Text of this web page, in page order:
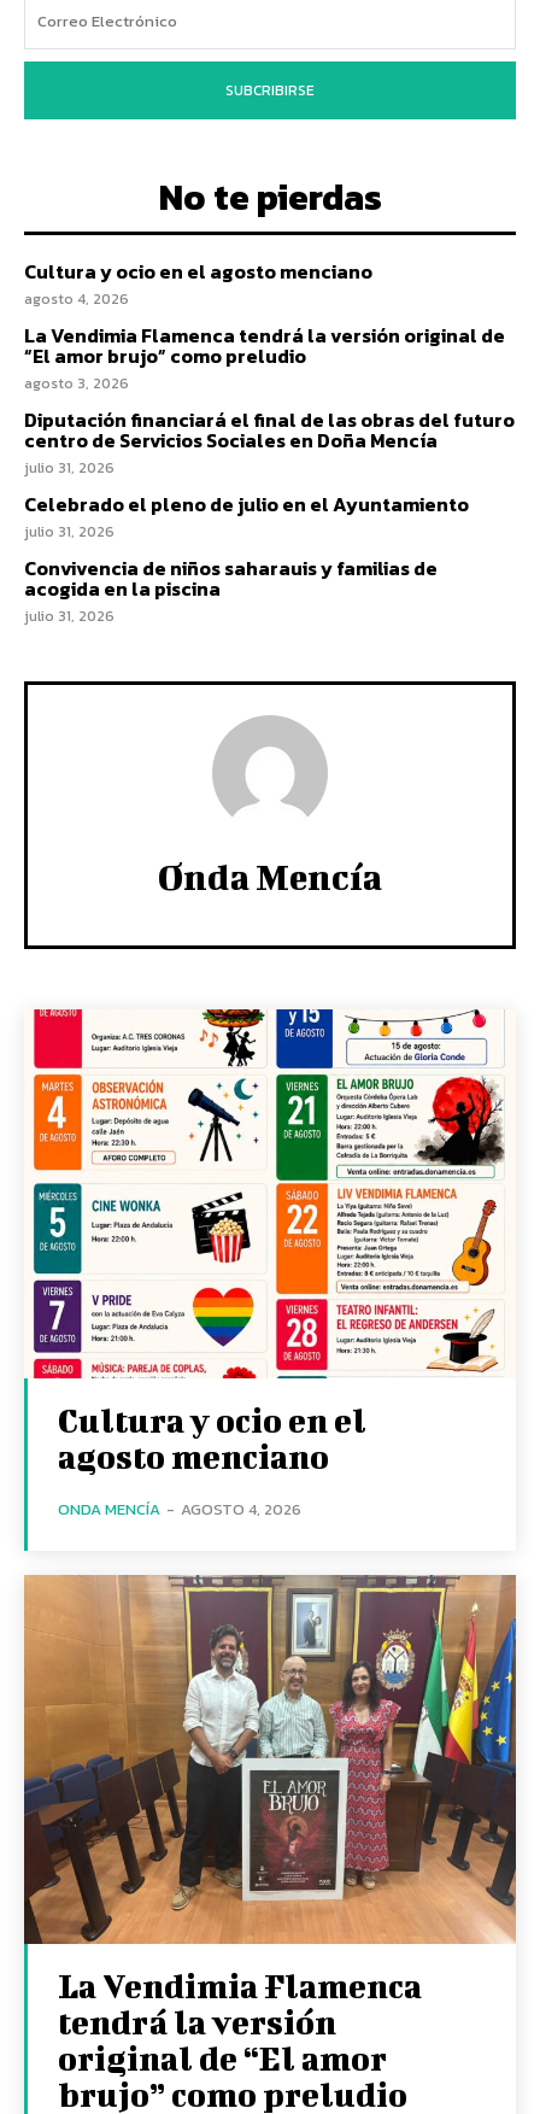
SUBCRIBIRSE
No te pierdas
Cultura y ocio en el agosto menciano
agosto 4, 2026
La Vendimia Flamenca tendrá la versión original de
“El amor brujo” como preludio
agosto 3, 2026
Diputación financiará el final de las obras del futuro
centro de Servicios Sociales en Doña Mencía
julio 31, 2026
Celebrado el pleno de julio en el Ayuntamiento
julio 31, 2026
Convivencia de niños saharauis y familias de
acogida en la piscina
julio 31, 2026
Onda Mencía
Cultura y ocio en el
agosto menciano
ONDA MENCÍA - AGOSTO 4, 2026
La Vendimia Flamenca
tendrá la versión
original de “El amor
brujo” como preludio